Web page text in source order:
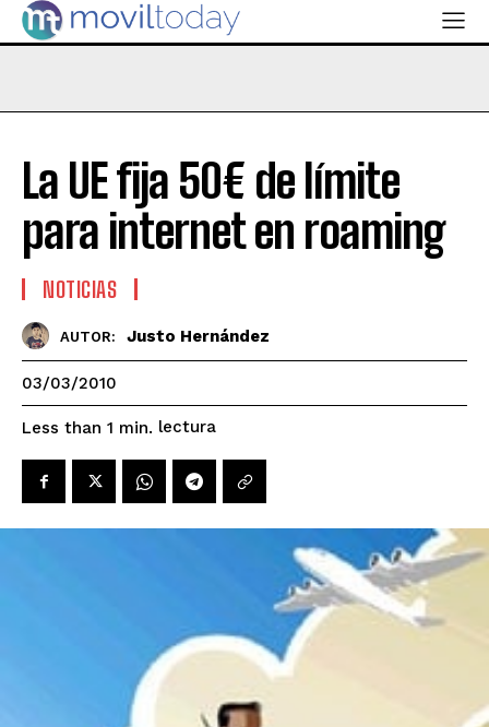
La UE fija 50€ de límite
para internet en roaming
NOTICIAS
AUTOR: Justo Hernández
03/03/2010
Less than 1 min. lectura